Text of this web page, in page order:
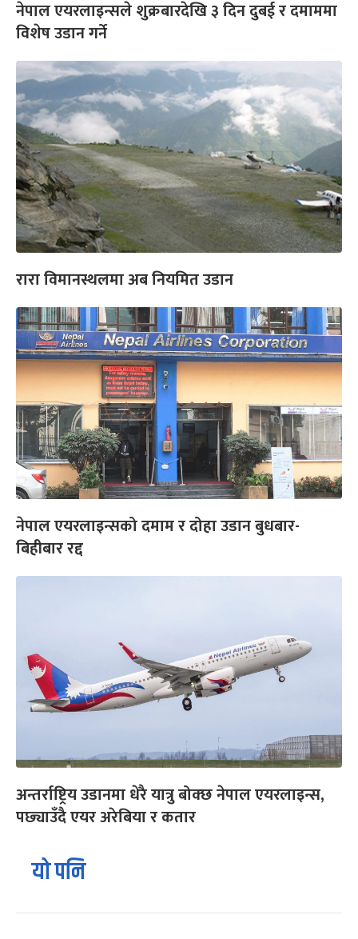
नेपाल एयरलाइन्सले शुक्रबारदेखि ३ दिन दुबई र दमाममा
विशेष उडान गर्ने
रारा विमानस्थलमा अब नियमित उडान
नेपाल एयरलाइन्सको दमाम र दोहा उडान बुधबार-
बिहीबार रद्द
अन्तर्राष्ट्रिय उडानमा धेरै यात्रु बोक्छ नेपाल एयरलाइन्स,
पछ्याउँदै एयर अरेबिया र कतार
यो पनि